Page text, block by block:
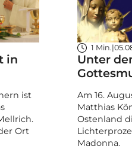
in
ist
Ort
1 Min.|
Unter
Am 16.
Matthias
Ostenland
Madonna.